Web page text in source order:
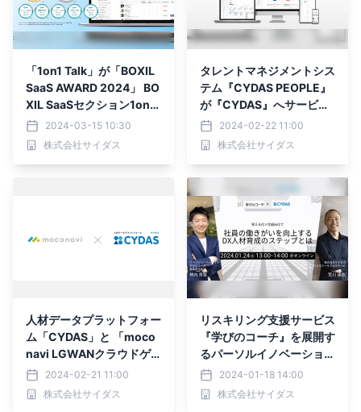
「1on1 Talk」が「BOXIL
SaaS AWARD 2024」 BO
XIL SaaSセクション1on1
ツール部門1位に選出
2024-03-15 10:30
株式会社サイダス
タレントマネジメントシス
テム『CYDAS PEOPLE』
が『CYDAS』へサービス
名変更2024-02-22 11:00
株式会社サイダス
人材データプラットフォー
ム「CYDAS」と 「moco
navi LGWANクラウドゲ
ートウェイサービス」が連
携開始
2024-02-21 11:00
株式会社サイダス
リスキリング支援サービス
『学びのコーチ』を展開す
るパーソルイノベーション
と タレントマネジメント
システム『CYDAS』を展
開するサイダスが共催オン
2024-01-18 14:00
株式会社サイダス